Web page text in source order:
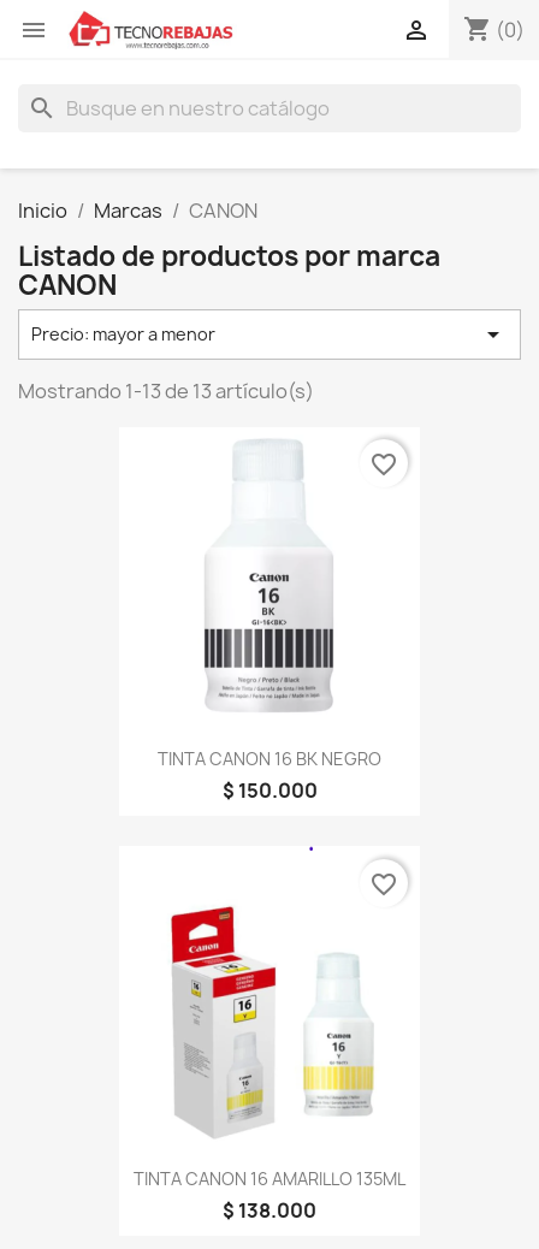
 shopping_cart (0)

search
Inicio Marcas CANON
Listado de productos por marca
CANON
Precio: mayor a menor 
Mostrando 1-13 de 13 artículo(s)
TINTA CANON 16 BK NEGRO
$ 150.000
favorite_border
TINTA CANON 16 AMARILLO 135ML
$ 138.000
favorite_border